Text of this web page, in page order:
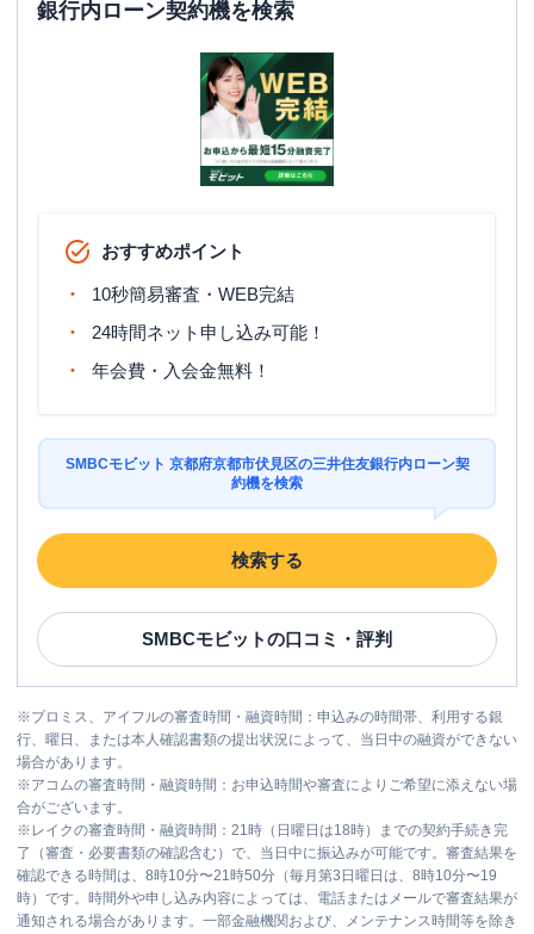
銀行内ローン契約機を検索
おすすめポイント
10秒簡易審査・WEB完結
24時間ネット申し込み可能！
年会費・入会金無料！
SMBCモビット 京都府京都市伏見区の三井住友銀行内ローン契
約機を検索
検索する
SMBCモビットの口コミ・評判
※プロミス、アイフルの審査時間・融資時間：申込みの時間帯、利用する銀
行、曜日、または本人確認書類の提出状況によって、当日中の融資ができない
場合があります。
※アコムの審査時間・融資時間：お申込時間や審査によりご希望に添えない場
合がございます。
※ レイクの審査時間・融資時間：21時（日曜日は18時）までの契約手続き完
了（審査・必要書類の確認含む）で、当日中に振込みが可能です。審査結果を
確認できる時間は、8時10分〜21時50分（毎月第3日曜日は、8時10分〜19
時）です。時間外や申し込み内容によっては、電話またはメールで審査結果が
通知される場合があります。一部金融機関および、メンテナンス時間等を除き